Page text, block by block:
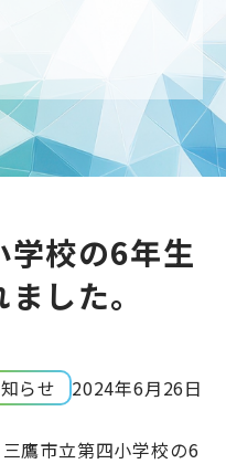
学校の6年生
した。
らせ 2024年6月26日
鷹市立第四小学校の6